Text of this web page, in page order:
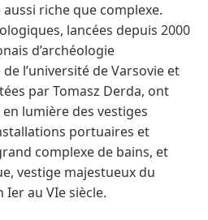
aussi riche que complexe.
lancées depuis 2000
d’archéologie
l’université de Varsovie et
par Tomasz Derda, ont
lumière des vestiges
portuaires et
complexe de bains, et
vestige majestueux du
Ier au VIe siècle.